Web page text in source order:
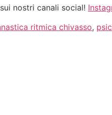
nostri canali social!
ritmica chivasso,